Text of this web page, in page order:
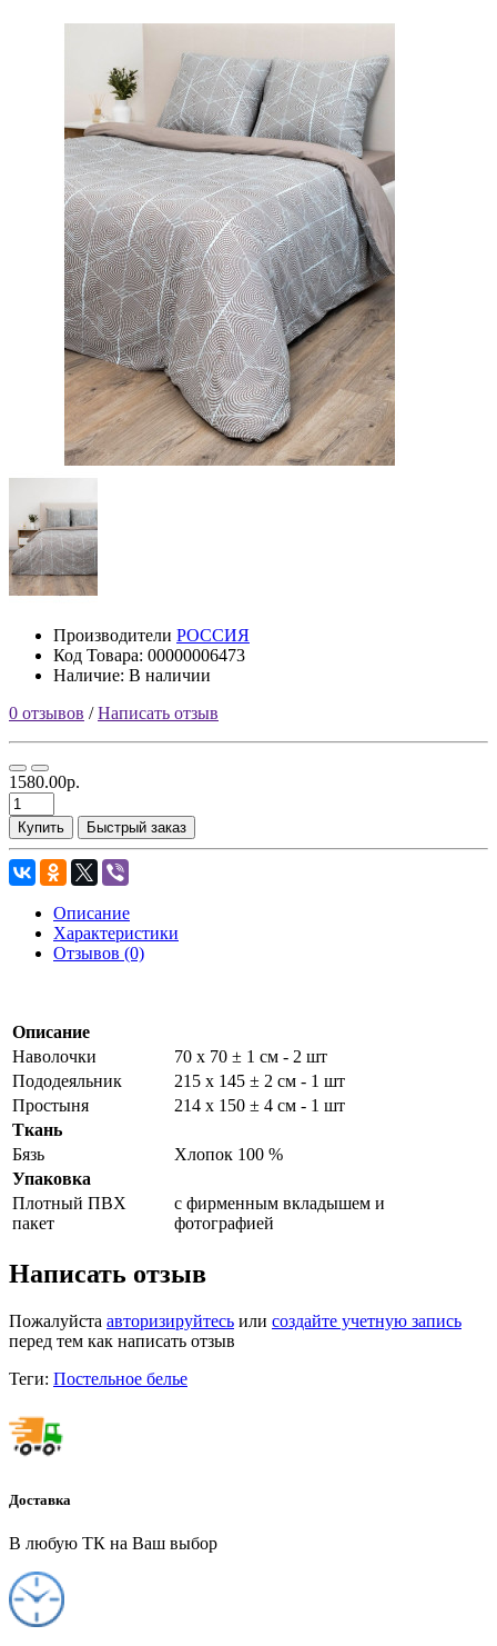
Производители РОССИЯ
Код Товара: 00000006473
Наличие: В наличии
0 отзывов /Написать отзыв
1580.00р.
Купить Быстрый заказ
Описание
Характеристики
Отзывов (0)
Описание
Наволочки
70 х 70 ± 1 см - 2 шт
Пододеяльник
215 х 145 ± 2 см - 1 шт
Простыня
214 х 150 ± 4 см - 1 шт
Ткань
Бязь
Хлопок 100 %
Упаковка
Плотный ПВХ
пакет
с фирменным вкладышем и
фотографией
Написать отзыв
Пожалуйста авторизируйтесь или создайте учетную запись
перед тем как написать отзыв
Теги: Постельное белье
Доставка
В любую ТК на Ваш выбор